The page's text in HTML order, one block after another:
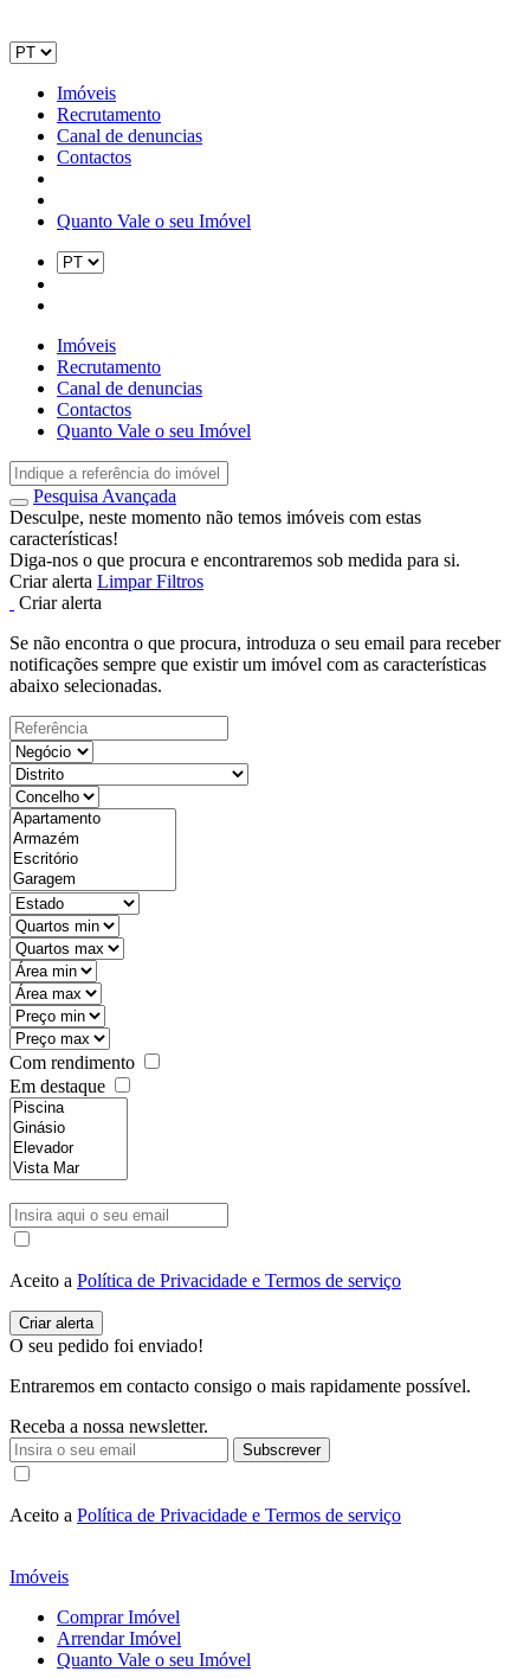
Imóveis
Recrutamento
Canal de denuncias
Contactos
Quanto Vale o seu Imóvel
Imóveis
Recrutamento
Canal de denuncias
Contactos
Quanto Vale o seu Imóvel
Pesquisa Avançada
Desculpe, neste momento não temos imóveis com estas
características!
Diga-nos o que procura e encontraremos sob medida para si.
Criar alerta Limpar Filtros
Criar alerta
Se não encontra o que procura, introduza o seu email para receber
notificações sempre que existir um imóvel com as características
abaixo selecionadas.
Com rendimento
Em destaque
Aceito a Política de Privacidade e Termos de serviço
O seu pedido foi enviado!
Entraremos em contacto consigo o mais rapidamente possível.
Receba a nossa newsletter.
Subscrever
Aceito a Política de Privacidade e Termos de serviço
Imóveis
Comprar Imóvel
Arrendar Imóvel
Quanto Vale o seu Imóvel